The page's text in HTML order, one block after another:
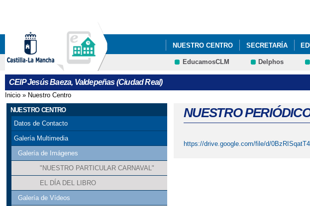
NUESTRO CENTRO SECRETARÍA
EducamosCLM Delphos
CEIP Jesús Baeza, Valdepeñas (Ciudad Real)
Se encuentra usted aquí
Inicio » Nuestro Centro
NUESTRO CENTRO
Datos de Contacto
Galería Multimedia
Galería de Imágenes
"NUESTRO PARTICULAR CARNAVAL"
EL DÍA DEL LIBRO
Galería de Vídeos
NUESTRO
https://drive.google.com/file/d/